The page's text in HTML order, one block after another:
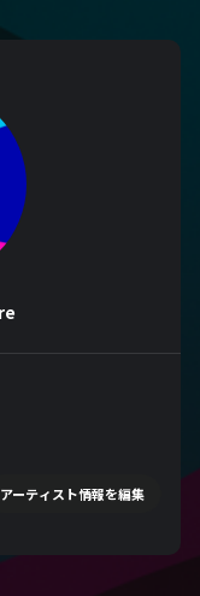
アーティスト情報を編集